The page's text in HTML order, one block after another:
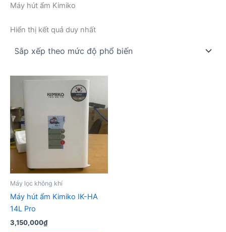
Máy hút ẩm Kimiko
Hiển thị kết quả duy nhất
Máy lọc không khí
Máy hút ẩm Kimiko IK-HA
14L Pro
3,150,000₫